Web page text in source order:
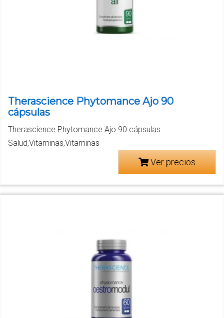
Therascience Phytomance Ajo 90
cápsulas
Therascience Phytomance Ajo 90 cápsulas.
Salud,Vitaminas,Vitaminas
Ver precios